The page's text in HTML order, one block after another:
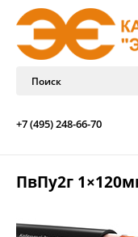
+7 (495) 248-66-70
ПвПу2г